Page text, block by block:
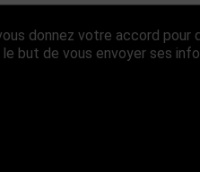
donnez votre accord pour
but de vous envoyer ses